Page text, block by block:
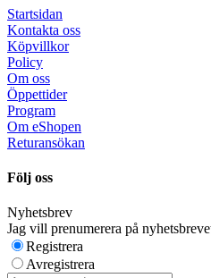
Startsidan
Kontakta oss
Köpvillkor
Policy
Om oss
Öppettider
Program
Om eShopen
Returansökan
Följ oss
Nyhetsbrev
Jag vill prenumerera på
Registrera
Avregistrera